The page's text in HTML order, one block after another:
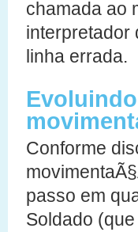
chamada ao
interpretador
linha errada.
Conforme
passo em
Soldado